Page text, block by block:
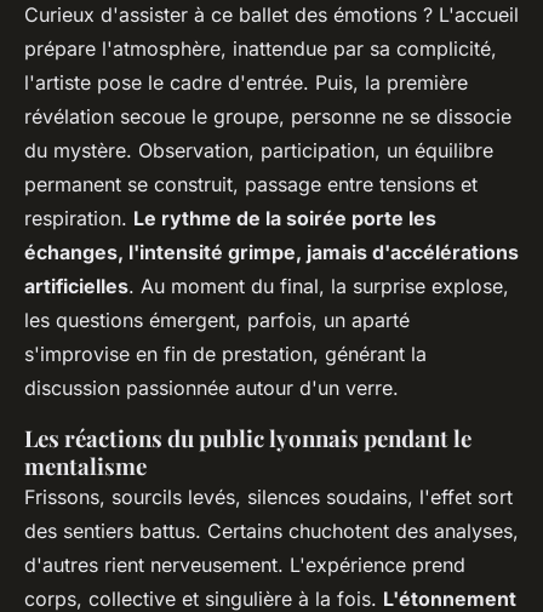
Curieux d'assister à ce ballet des émotions ? L'accueil
prépare l'atmosphère, inattendue par sa complicité,
l'artiste pose le cadre d'entrée. Puis, la première
révélation secoue le groupe, personne ne se dissocie
du mystère. Observation, participation, un équilibre
permanent se construit, passage entre tensions et
respiration. Le rythme de la soirée porte les
échanges, l'intensité grimpe, jamais d'accélérations
artificielles. Au moment du final, la surprise explose,
les questions émergent, parfois, un aparté
s'improvise en fin de prestation, générant la
discussion passionnée autour d'un verre.
Les réactions du public lyonnais pendant le
mentalisme
Frissons, sourcils levés, silences soudains, l'effet sort
des sentiers battus. Certains chuchotent des analyses,
d'autres rient nerveusement. L'expérience prend
corps, collective et singulière à la fois. L'étonnement